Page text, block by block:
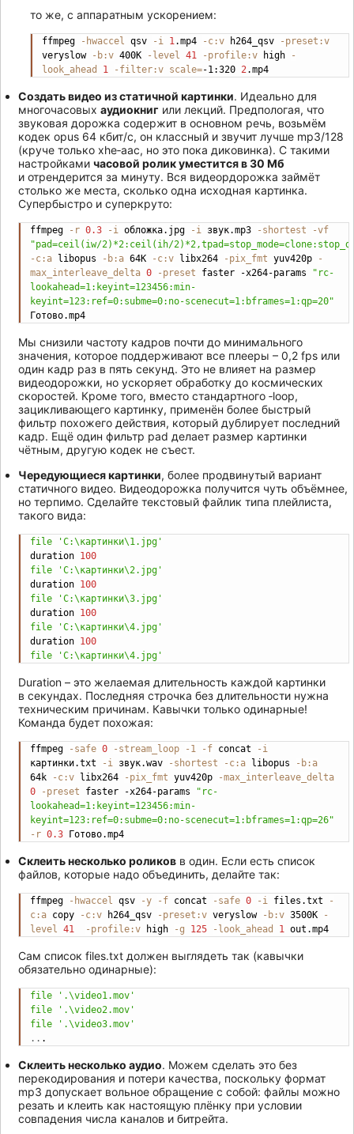
то же, с аппаратным ускорением:
ffmpeg -hwaccel qsv -i 1.mp4 -c:v h264_qsv
-preset:v
veryslow -b:v 400K -level 41 -profile:v high
-
look_ahead
1 -filter:v scale=-1:320 2.mp4
Создать видео из статичной картинки. Идеально для
многочасовых аудиокниг или лекций. Предпологая, что
звуковая дорожка содержит в основном речь, возьмём
кодек opus 64 кбит/с, он классный и звучит лучше mp3/128
(круче только xhe‐aac, но это пока диковинка). С такими
настройками часовой ролик уместится в 30 Мб
и отрендерится за минуту. Вся видеордорожка займёт
столько же места, сколько одна исходная картинка.
Супербыстро и суперкруто:
ffmpeg -r 0.3 -i обложка.jpg -i звук.mp3 -shortest
-vf
"pad=ceil(iw/2)*2:ceil(ih/
-c:a libopus -b:a 64K -c:v libx264 -pix_fmt yuv420p
-
max_interleave_delta 0 -preset faster -x264-params
"rc-
lookahead=1:keyint=123456:min-
keyint=123:ref=0:subme=0:no-scenecut=1:bframes=1:qp=20"
Готово.mp4
Copy
Мы снизили частоту кадров почти до минимального
значения, которое поддерживают все плееры – 0,2 fps или
один кадр раз в пять секунд. Это не влияет на размер
видеодорожки, но ускоряет обработку до космических
скоростей. Кроме того, вместо стандартного ‑loop,
зацикливающего картинку, применён более быстрый
фильтр похожего действия, который дублирует последний
кадр. Ещё один фильтр pad делает размер картинки
чётным, другую кодек не съест.
Чередующиеся картинки, более продвинутый вариант
статичного видео. Видеодорожка получится чуть объёмнее,
но терпимо. Сделайте текстовый файлик типа плейлиста,
такого вида:
file
'C:\картинки\1.jpg'
duration 100
file
'C:\картинки\2.jpg'
duration 100
file
'C:\картинки\3.jpg'
duration 100
file
'C:\картинки\4.jpg'
duration 100
file
'C:\картинки\4.jpg'
Duration – это желаемая длительность каждой картинки
в секундах. Последняя строчка без длительности нужна
техническим причинам. Кавычки только одинарные!
Команда будет похожая:
ffmpeg -safe 0 -stream_loop -1 -f concat
-i
картинки.txt
-i звук.wav -shortest -c:a libopus
-b:a
64k
-c:v libx264 -pix_fmt yuv420p
-max_interleave_delta
0
-preset faster -x264-params
"rc-
lookahead=1:keyint=123456:min-
keyint=123:ref=0:subme=0:no-scenecut=1:bframes=1:qp=26"
-r 0.3 Готово.mp4
Склеить несколько роликов в один. Если есть список
файлов, которые надо объединить, делайте так:
ffmpeg -hwaccel qsv -y -f concat -safe 0 -i files.txt
-
c:a copy -c:v h264_qsv -preset:v veryslow -b:v 3500K
-
level 41 -profile:v high -g 125 -look_ahead 1 out.mp4
Сам список files.txt должен выглядеть так (кавычки
обязательно одинарные):
file
'.\video1.mov'
file
'.\video2.mov'
file
'.\video3.mov'
.. .
Склеить несколько аудио. Можем сделать это без
перекодирования и потери качества, поскольку формат
mp3 допускает вольное обращение с собой: файлы можно
резать и клеить как настоящую плёнку при условии
совпадения числа каналов и битрейта.